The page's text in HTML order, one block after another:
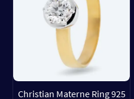
Christian Materne Ring 925